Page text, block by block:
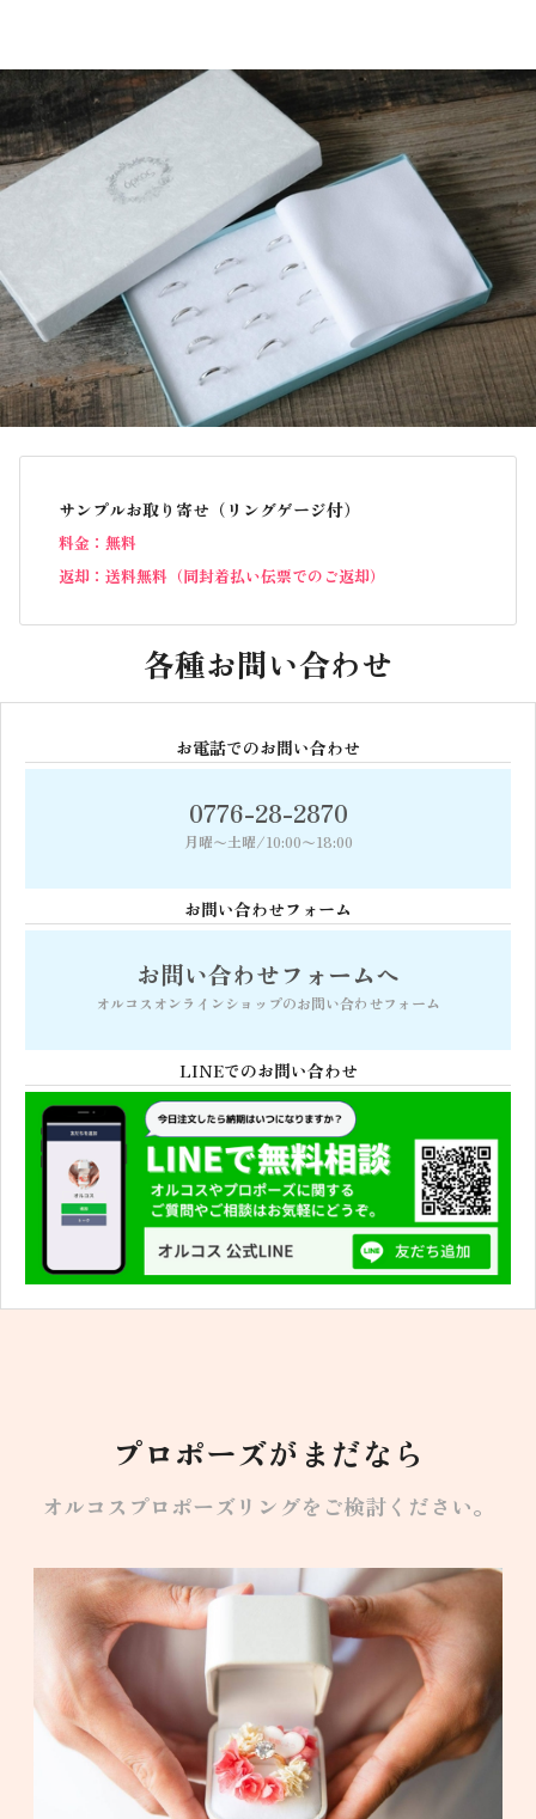
各種お問い合わせ
お電話でのお問い合わせ
0776-28-2870
月曜〜土曜/10:00〜18:00
お問い合わせフォーム
お問い合わせフォームへ
オルコスオンラインショップのお問い合わせフォーム
LINEでのお問い合わせ
サンプルお取り寄せ（リングゲージ付）
料金：無料
返却：送料無料（同封着払い伝票でのご返却）
プロポーズがまだなら
オルコスプロポーズリングを ご検討ください。